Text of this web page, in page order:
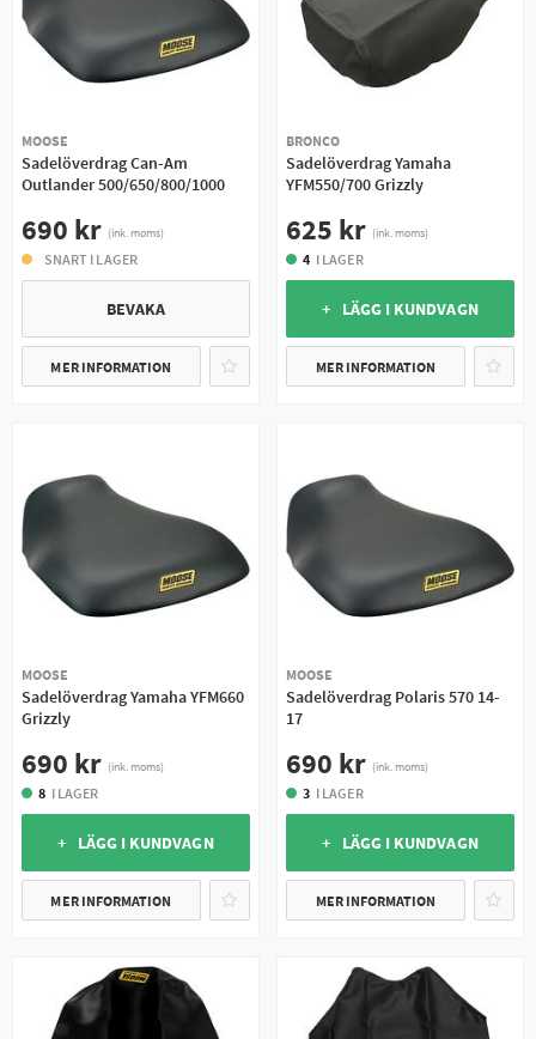
MOOSE
Sadelöverdrag Can-Am
Outlander 500/650/800/1000
690 kr (ink. moms)
SNART I LAGER
BEVAKA
MER INFORMATION
BRONCO
Sadelöverdrag Yamaha
YFM550/700 Grizzly
625 kr (ink. moms)
4 I LAGER
+ LÄGG I KUNDVAGN
MER INFORMATION
MOOSE
Sadelöverdrag Yamaha YFM660
Grizzly
690 kr (ink. moms)
8 I LAGER
+ LÄGG I KUNDVAGN
MER INFORMATION
MOOSE
Sadelöverdrag Polaris 570 14-
17
690 kr (ink. moms)
3 I LAGER
+ LÄGG I KUNDVAGN
MER INFORMATION